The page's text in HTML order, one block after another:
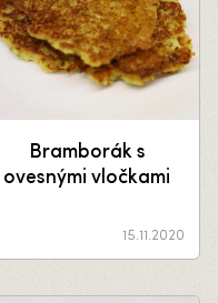
Bramborák s
ovesnými vločkami
15.11.2020